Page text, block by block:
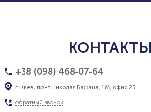
КОНТАКТЫ
+38 (098) 468-07-64
г. Киев, пр-т Николая Бажана, 1М, офис 25
обратный звонок